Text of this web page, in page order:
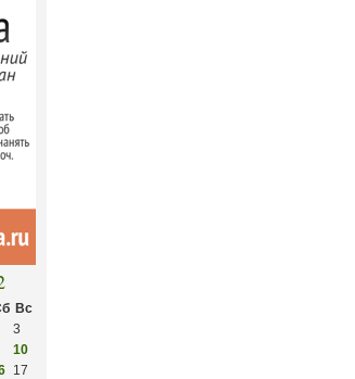
Вс
3
10
17